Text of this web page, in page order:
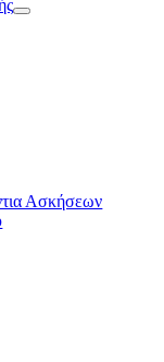
Ασκήσεων